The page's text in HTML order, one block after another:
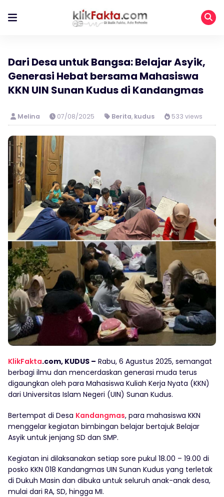
Dari Desa untuk Bangsa: Belajar Asyik,
Generasi Hebat bersama Mahasiswa
KKN UIN Sunan Kudus di Kandangmas
Melina 07/08/2025 Berita, kudus 533 views
KlikFakta.com, KUDUS – Rabu, 6 Agustus 2025, semangat
berbagi ilmu dan mencerdaskan generasi muda terus
digaungkan oleh para Mahasiswa Kuliah Kerja Nyata (KKN)
dari Universitas Islam Negeri (UIN) Sunan Kudus.
Bertempat di Desa Kandangmas, para mahasiswa KKN
menggelar kegiatan bimbingan belajar bertajuk Belajar
Asyik untuk jenjang SD dan SMP.
Kegiatan ini dilaksanakan setiap sore pukul 18.00 – 19.00 di
posko KKN 018 Kandangmas UIN Sunan Kudus yang terletak
di Dukuh Masin dan dibuka untuk seluruh anak-anak desa,
mulai dari RA, SD, hingga MI.